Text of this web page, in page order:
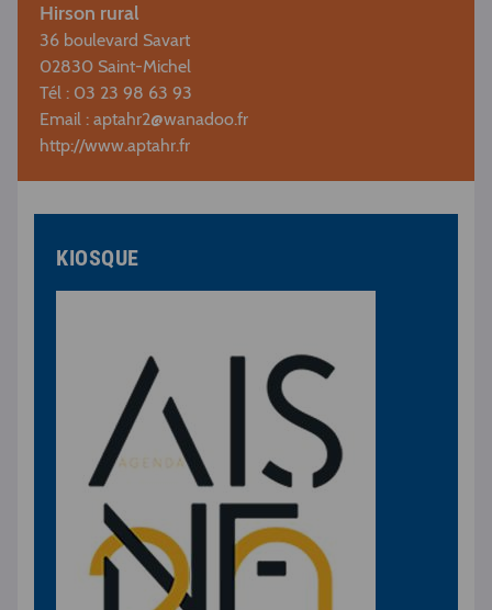
Hirson rural
36 boulevard Savart
02830 Saint-Michel
Tél : 03 23 98 63 93
Email : aptahr2@wanadoo.fr
http://www.aptahr.fr
KIOSQUE